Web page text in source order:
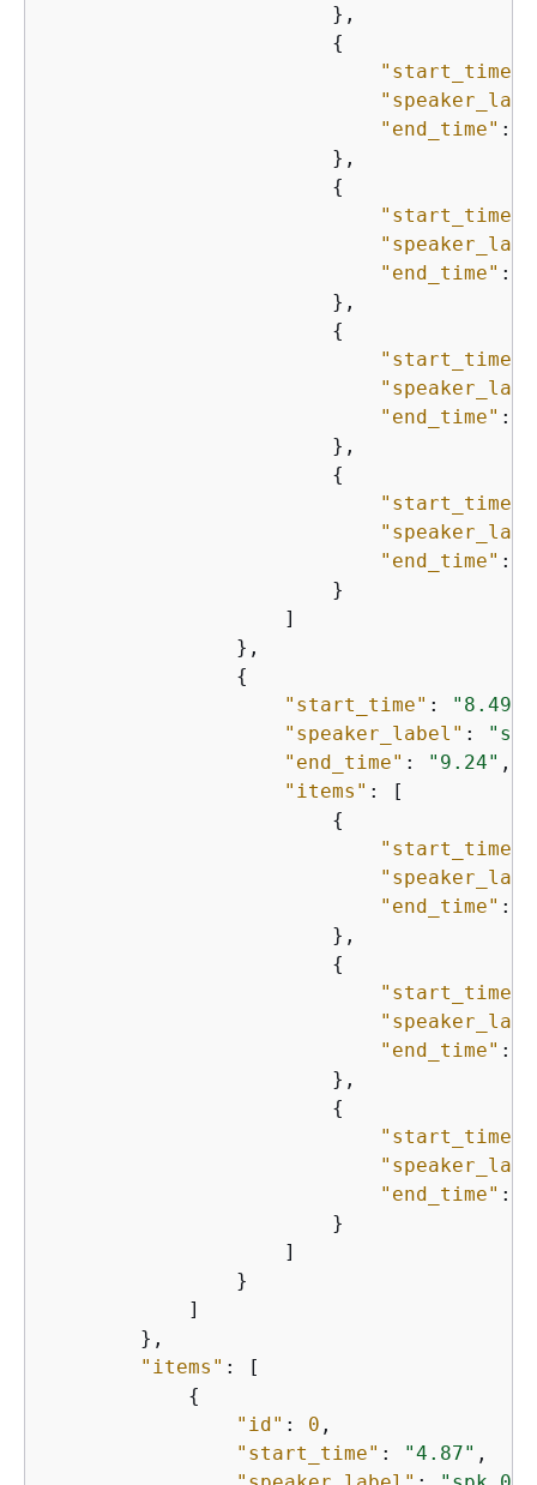
                        },
{
"start_time"
"end_time" :
                        },
{
"start_time"
"end_time" :
{
"start_time"
"end_time" :
                        },
{
"start_time"
"end_time" :
                        }
                    ]
                },
{
"start_time" : "8.49"
"speaker_label" :
"end_time" : "9.24" ,
"items" : [
{
"start_time"
"end_time" :
                        },
{
"start_time"
"end_time" :
                        },
{
"start_time"
"end_time" :
                    ]
                }
            ]
        },
"items" : [
{
"id" : 0 ,
"start_time" : "4.87" ,